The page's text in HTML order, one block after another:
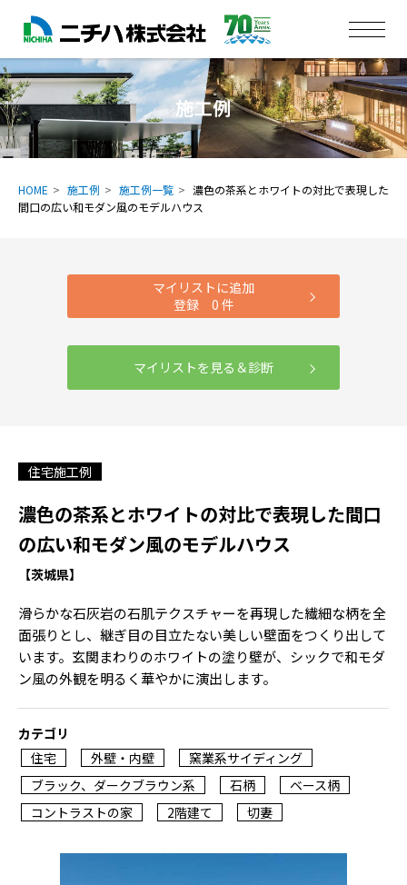
施工例
HOME 施工例 施工例一覧
濃色の茶系とホワイトの対比で表現した
間口の広い和モダン風のモデルハウス
マイリストに追加
登録 0 件
マイリストを見る＆診断
住宅施工例
濃色の茶系とホワイトの対比で表現した間口
の広い和モダン風のモデルハウス
【茨城県】
滑らかな石灰岩の石肌テクスチャーを再現した繊細な柄を全
面張りとし、継ぎ目の目立たない美しい壁面をつくり出して
います。玄関まわりのホワイトの塗り壁が、シックで和モダ
ン風の外観を明るく華やかに演出します。
カテゴリ
住宅
外壁・内壁
窯業系サイディング
ブラック、ダークブラウン系
石柄
ベース柄
コントラストの家
2階建て 切妻